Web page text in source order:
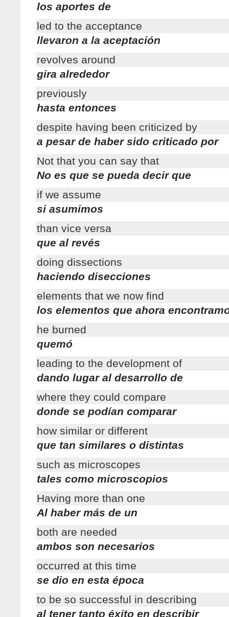
los aportes de
led to the acceptance
llevaron a la aceptación
revolves around
gira alrededor
previously
hasta entonces
despite having been criticized by
a pesar de haber sido criticado por
Not that you can say that
No es que se pueda decir que
if we assume
si asumimos
than vice versa
que al revés
doing dissections
haciendo disecciones
elements that we now find
los elementos que ahora
he burned
quemó
leading to the development of
dando lugar al desarrollo de
where they could compare
donde se podían comparar
how similar or different
que tan similares o distintas
such as microscopes
tales como microscopios
Having more than one
Al haber más de un
both are needed
ambos son necesarios
occurred at this time
se dio en esta época
to be so successful in describing
al tener tanto éxito en describir